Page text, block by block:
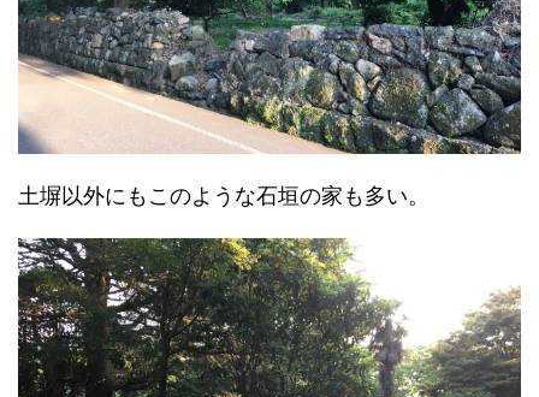
土塀以外にもこのような石垣の家も多い。